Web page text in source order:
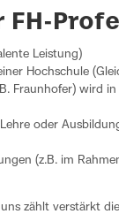
Leistung)
Hochschule
Fraunhofer) wird in
oder
(z.B. im
zählt verstärkt